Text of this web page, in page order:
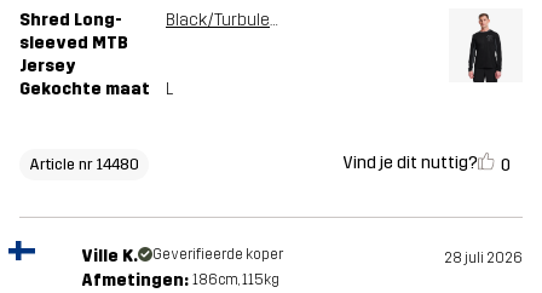
Shred Long-
sleeved MTB
Jersey
Black/Turbulence Blue
Gekochte maat L
Article nr 14480 Vind je dit nuttig? 0
Ville K. Geverifieerde koper 28 juli 2026
Afmetingen: 186cm, 115kg